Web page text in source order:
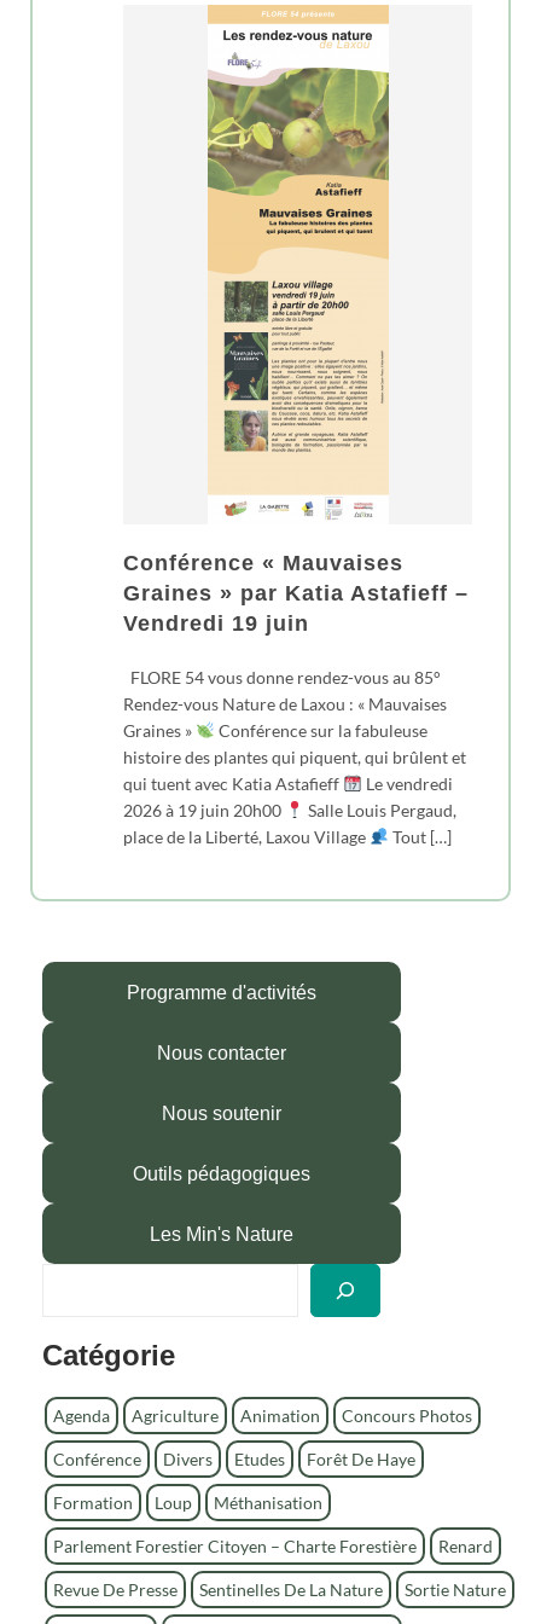
Conférence « Mauvaises
Graines » par Katia Astafieff –
Vendredi 19 juin
FLORE 54 vous donne rendez-vous au 85°
Rendez-vous Nature de Laxou : « Mauvaises
Graines »
Conférence sur la fabuleuse
histoire des plantes qui piquent, qui brûlent et
qui tuent avec Katia Astafieff
Le vendredi
2026 à 19 juin 20h00
Salle Louis Pergaud,
place de la Liberté, Laxou Village
Tout […]
Programme d'activités
Nous contacter
Nous soutenir
Outils pédagogiques
Les Min's Nature
h
r
c
e
r
Catégorie
Agenda Agriculture Animation Concours Photos
Conférence Divers Etudes Forêt De Haye
Formation Loup Méthanisation
Parlement Forestier Citoyen – Charte Forestière Renard
Revue De Presse Sentinelles De La Nature Sortie Nature